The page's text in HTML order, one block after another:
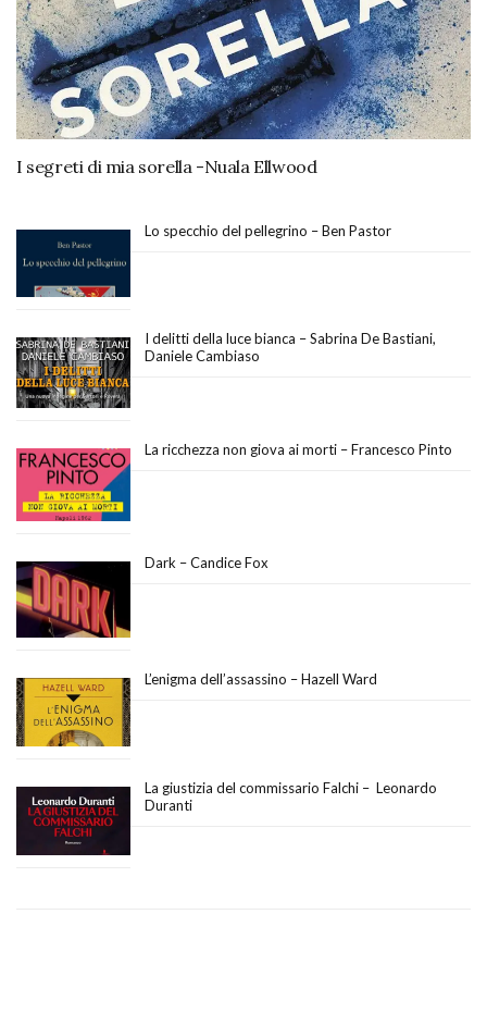
I segreti di mia sorella -Nuala Ellwood
Lo specchio del pellegrino – Ben Pastor
I delitti della luce bianca – Sabrina De Bastiani,
Daniele Cambiaso
La ricchezza non giova ai morti – Francesco Pinto
Dark – Candice Fox
L’enigma dell’assassino – Hazell Ward
La giustizia del commissario Falchi – Leonardo
Duranti